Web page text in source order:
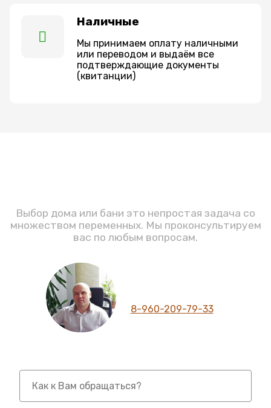
Наличные
Мы принимаем оплату наличными
или переводом и выдаём все
подтверждающие документы
(квитанции)
Выбор дома или бани это непростая задача со
множеством переменных. Мы проконсультируем
вас по любым вопросам.
8-960-209-79-33